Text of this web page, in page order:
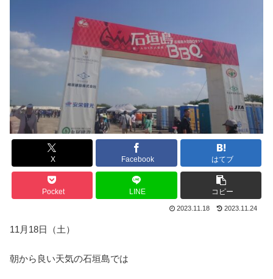
X Facebook はてブ
Pocket LINE コピー
2023.11.18 2023.11.24
11月18日（土）
朝から良い天気の石垣島では